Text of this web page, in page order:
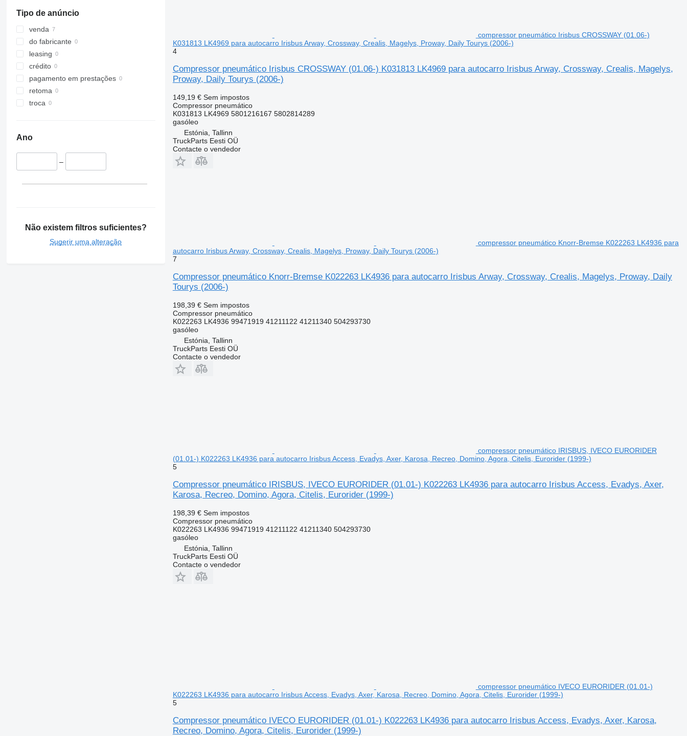
Tipo de anúncio
venda
do fabricante
leasing
crédito
pagamento em prestações
retoma
troca
Ano
–
Não existem filtros suficientes?
Sugerir uma alteração
compressor pneumático Irisbus CROSSWAY (01.06-)
K031813 LK4969 para autocarro Irisbus Arway, Crossway, Crealis, Magelys, Proway, Daily Tourys (2006-)
4
Compressor pneumático Irisbus CROSSWAY (01.06-) K031813 LK4969 para autocarro Irisbus Arway, Crossway, Crealis, Magelys,
Proway, Daily Tourys (2006-)
149,19 € Sem impostos
Compressor pneumático
K031813 LK4969 5801216167 5802814289
gasóleo
Estónia, Tallinn
TruckParts Eesti OÜ
Contacte o vendedor
compressor pneumático Knorr-Bremse K022263 LK4936 para
autocarro Irisbus Arway, Crossway, Crealis, Magelys, Proway, Daily Tourys (2006-)
7
Compressor pneumático Knorr-Bremse K022263 LK4936 para autocarro Irisbus Arway, Crossway, Crealis, Magelys, Proway, Daily
Tourys (2006-)
198,39 € Sem impostos
Compressor pneumático
K022263 LK4936 99471919 41211122 41211340 504293730
gasóleo
Estónia, Tallinn
TruckParts Eesti OÜ
Contacte o vendedor
compressor pneumático IRISBUS, IVECO EURORIDER
(01.01-) K022263 LK4936 para autocarro Irisbus Access, Evadys, Axer, Karosa, Recreo, Domino, Agora, Citelis, Eurorider (1999-)
5
Compressor pneumático IRISBUS, IVECO EURORIDER (01.01-) K022263 LK4936 para autocarro Irisbus Access, Evadys, Axer,
Karosa, Recreo, Domino, Agora, Citelis, Eurorider (1999-)
198,39 € Sem impostos
Compressor pneumático
K022263 LK4936 99471919 41211122 41211340 504293730
gasóleo
Estónia, Tallinn
TruckParts Eesti OÜ
Contacte o vendedor
compressor pneumático IVECO EURORIDER (01.01-)
K022263 LK4936 para autocarro Irisbus Access, Evadys, Axer, Karosa, Recreo, Domino, Agora, Citelis, Eurorider (1999-)
5
Compressor pneumático IVECO EURORIDER (01.01-) K022263 LK4936 para autocarro Irisbus Access, Evadys, Axer, Karosa,
Recreo, Domino, Agora, Citelis, Eurorider (1999-)